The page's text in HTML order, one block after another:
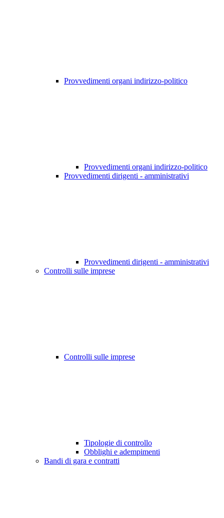
Provvedimenti organi indirizzo-politico
Provvedimenti organi indirizzo-politico
Provvedimenti dirigenti - amministrativi
Provvedimenti dirigenti - amministrativi
Controlli sulle imprese
Controlli sulle imprese
Tipologie di controllo
Obblighi e adempimenti
Bandi di gara e contratti